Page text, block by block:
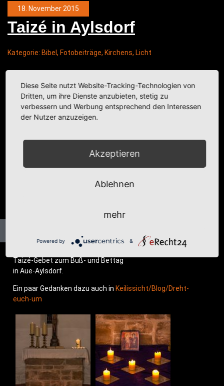
18. November 2015
Tai­zé in Aylsdorf
Kategorie: Bibel , Fotobeiträge, Kirchens, Licht
Tai­zé-Gebet zum Buß- und Bettag
in Aue-Aylsdorf.
Ein paar Gedan­ken dazu auch in Keil­is­sich­t/­B­log/­Dreht-
euch-um
Diese Seite nutzt Website-Tracking-Technologien von
Dritten, um ihre Dienste anzubieten, stetig zu
verbessern und Werbung entsprechend den Interessen
der Nutzer anzuzeigen.
Akzeptieren
Ablehnen
mehr
Powered by &